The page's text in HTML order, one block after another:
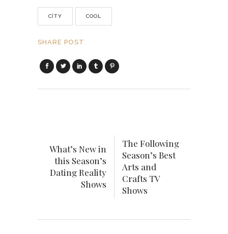
CITY COOL
SHARE POST
What’s New in
this Season’s
Dating Reality
Shows
The Following
Season’s Best
Arts and
Crafts TV
Shows